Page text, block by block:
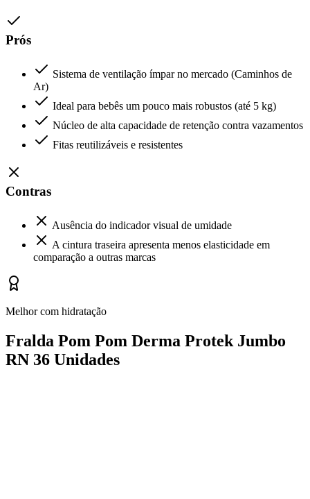
Prós
Sistema de ventilação ímpar no mercado (Caminhos de
Ar)
Ideal para bebês um pouco mais robustos (até 5 kg)
Núcleo de alta capacidade de retenção contra vazamentos
Fitas reutilizáveis e resistentes
Contras
Ausência do indicador visual de umidade
A cintura traseira apresenta menos elasticidade em
comparação a outras marcas
Melhor com hidratação
Fralda Pom Pom Derma Protek Jumbo
RN 36 Unidades